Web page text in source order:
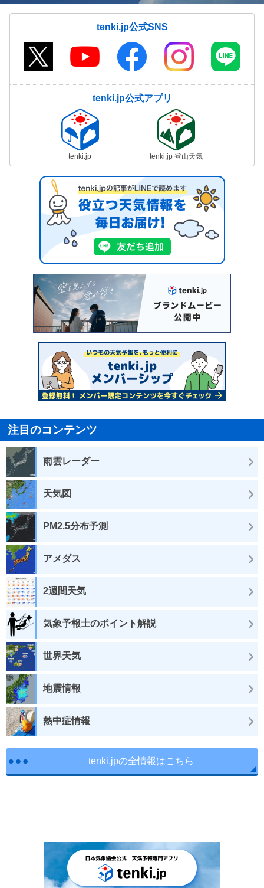
tenki.jp公式SNS
tenki.jp公式アプリ
tenki.jp tenki.jp 登山天気
注目のコンテンツ
雨雲レーダー
天気図
PM2.5分布予測
アメダス
2週間天気
気象予報士のポイント解説
世界天気
地震情報
熱中症情報
tenki.jpの全情報はこちら